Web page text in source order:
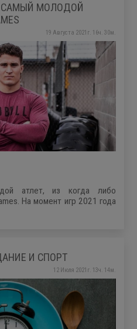
МОЛОДОЙ
19 Августа 2021г. 16ч. 30м.
атлет, из когда либо
На момент игр 2021 года
И СПОРТ
12 Июля 2021г. 13ч. 14м.